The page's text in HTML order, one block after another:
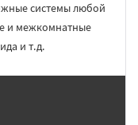
системы любой
и межкомнатные
и т.д.